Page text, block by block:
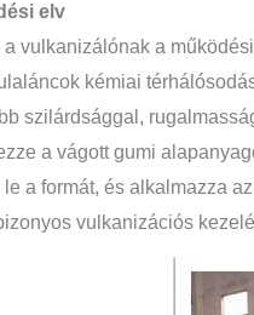
elv
a vulkanizálónak a
kémiai
szilárdsággal,
a vágott gumi
le a formát, és alkalmazza
vulkanizációs